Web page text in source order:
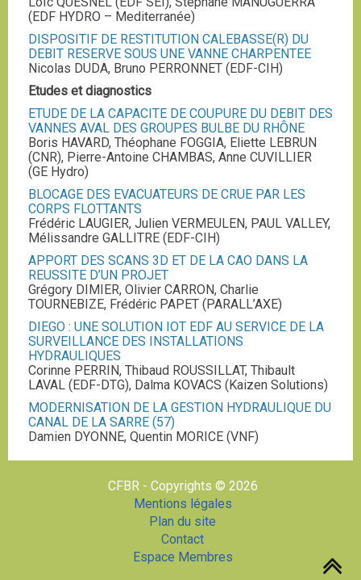
(EDF HYDRO – Mediterranée)
DISPOSITIF DE RESTITUTION CALEBASSE(R) DU
DEBIT RESERVE SOUS UNE VANNE CHARPENTEE
Nicolas DUDA, Bruno PERRONNET (EDF-CIH)
Etudes et diagnostics
ETUDE DE LA CAPACITE DE COUPURE DU DEBIT DES
VANNES AVAL DES GROUPES BULBE DU RHÔNE
Boris HAVARD, Théophane FOGGIA, Eliette LEBRUN
(CNR), Pierre-Antoine CHAMBAS, Anne CUVILLIER
(GE Hydro)
BLOCAGE DES EVACUATEURS DE CRUE PAR LES
CORPS FLOTTANTS
Frédéric LAUGIER, Julien VERMEULEN, PAUL VALLEY,
Mélissandre GALLITRE (EDF-CIH)
APPORT DES SCANS 3D ET DE LA CAO DANS LA
REUSSITE D’UN PROJET
Grégory DIMIER, Olivier CARRON, Charlie
TOURNEBIZE, Frédéric PAPET (PARALL’AXE)
DIEGO : UNE SOLUTION IOT EDF AU SERVICE DE LA
SURVEILLANCE DES INSTALLATIONS
HYDRAULIQUES
Corinne PERRIN, Thibaud ROUSSILLAT, Thibault
LAVAL (EDF-DTG), Dalma KOVACS (Kaizen Solutions)
MODERNISATION DE LA GESTION HYDRAULIQUE DU
CANAL DE LA SARRE (57)
Damien DYONNE, Quentin MORICE (VNF)
CFBR - Copyrights © 2026
Mentions légales
Plan du site
Contact
Espace Membres